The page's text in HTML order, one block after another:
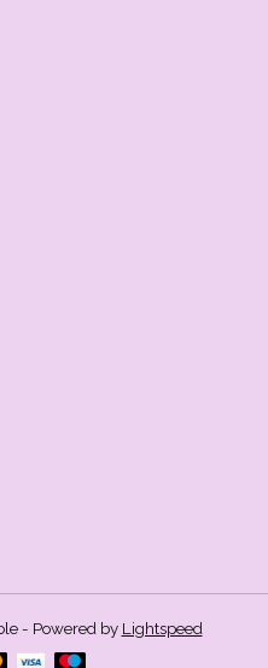
- Powered by Lightspeed